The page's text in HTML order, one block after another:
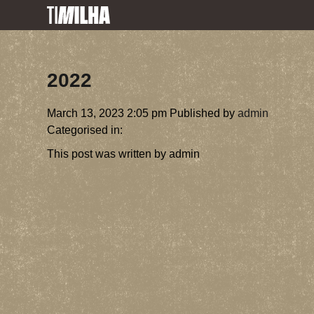
2022
March 13, 2023 2:05 pm Published byadmin
Categorised in:
This post was written by admin